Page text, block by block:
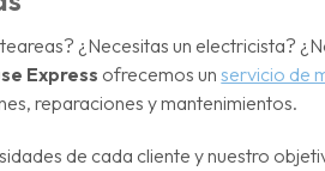
¿Necesitas un electricista?
Express ofrecemos unservicio de
reparaciones y mantenimientos.
de cada cliente y nuestro